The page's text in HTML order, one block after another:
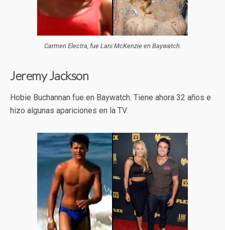
Carmen Electra, fue Lani McKenzie en Baywatch.
Jeremy Jackson
Hobie Buchannan fue en Baywatch. Tiene ahora 32 años e
hizo algunas apariciones en la TV.